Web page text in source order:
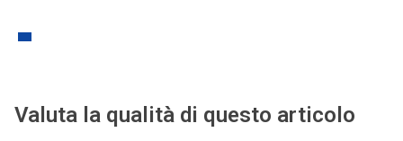
Valuta la qualità di questo articolo